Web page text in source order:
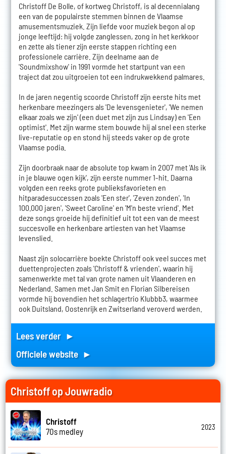
Christoff De Bolle, of kortweg Christoff, is al decennialang
een van de populairste stemmen binnen de Vlaamse
amusementsmuziek. Zijn liefde voor muziek begon al op
jonge leeftijd: hij volgde zanglessen, zong in het kerkkoor
en zette als tiener zijn eerste stappen richting een
professionele carrière. Zijn deelname aan de
'Soundmixshow' in 1991 vormde het startpunt van een
traject dat zou uitgroeien tot een indrukwekkend palmares.
In de jaren negentig scoorde Christoff zijn eerste hits met
herkenbare meezingers als 'De levensgenieter', 'We nemen
elkaar zoals we zijn' (een duet met zijn zus Lindsay) en 'Een
optimist'. Met zijn warme stem bouwde hij al snel een sterke
live-reputatie op en stond hij steeds vaker op de grote
Vlaamse podia.
Zijn doorbraak naar de absolute top kwam in 2007 met 'Als ik
in je blauwe ogen kijk', zijn eerste nummer 1-hit. Daarna
volgden een reeks grote publieksfavorieten en
hitparadesuccessen zoals 'Een ster', 'Zeven zonden', 'In
100.000 jaren', 'Sweet Caroline' en 'M'n beste vriend'. Met
deze songs groeide hij definitief uit tot een van de meest
succesvolle en herkenbare artiesten van het Vlaamse
levenslied.
Naast zijn solocarrière boekte Christoff ook veel succes met
duettenprojecten zoals 'Christoff & vrienden', waarin hij
samenwerkte met tal van grote namen uit Vlaanderen en
Nederland. Samen met Jan Smit en Florian Silbereisen
vormde hij bovendien het schlagertrio Klubbb3, waarmee
ook Duitsland, Oostenrijk en Zwitserland veroverd werden.
Lees verder ►
Officiele website ►
Christoff op Jouwradio
Christoff
70s medley
2023